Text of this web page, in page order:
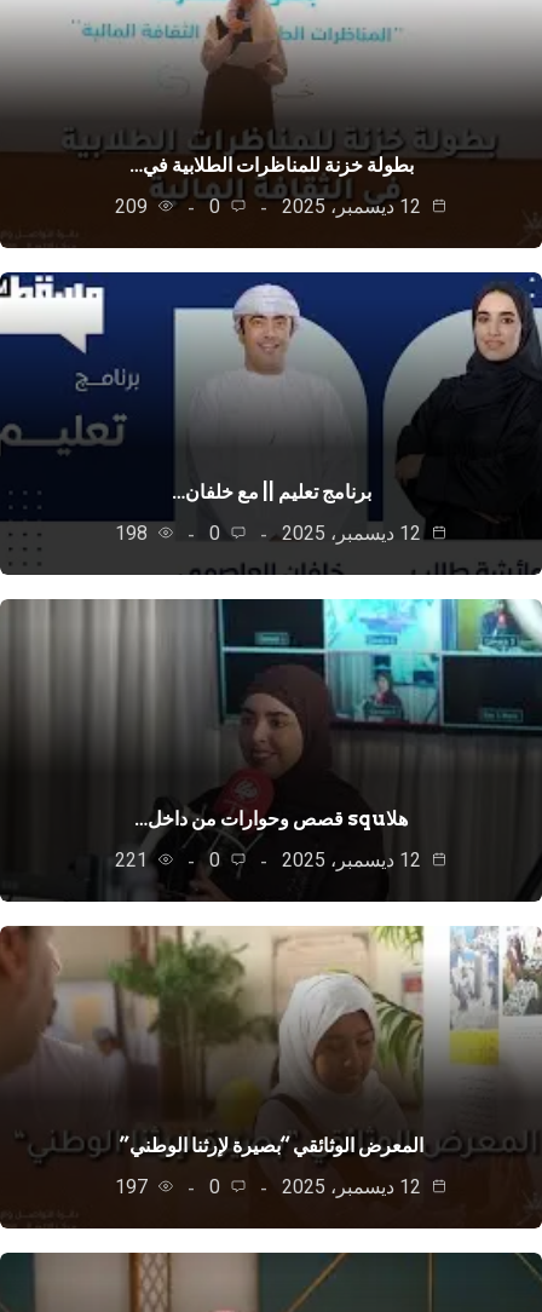
بطولة خزنة للمناظرات الطلابية في…
0
209
برنامج تعليم || مع خلفان…
0
198
0
221
المعرض الوثائقي “بصيرة لإرثنا الوطني”
0
197